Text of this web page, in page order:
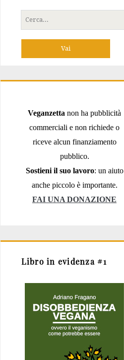
Cerca
per:
Veganzetta non ha pubblicità
commerciali e non richiede o
riceve alcun finanziamento
pubblico.
Sostieni il suo lavoro: un aiuto
anche piccolo è importante.
FAI UNA DONAZIONE
Libro in evidenza #1